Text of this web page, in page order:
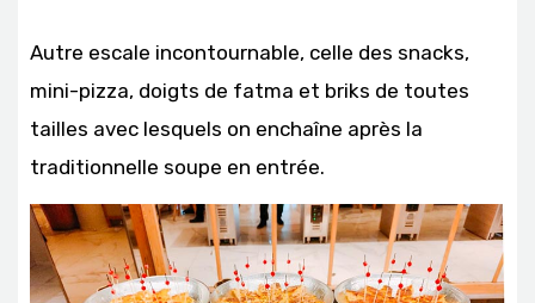
Autre escale incontournable, celle des snacks,
mini-pizza, doigts de fatma et briks de toutes
tailles avec lesquels on enchaîne après la
traditionnelle soupe en entrée.